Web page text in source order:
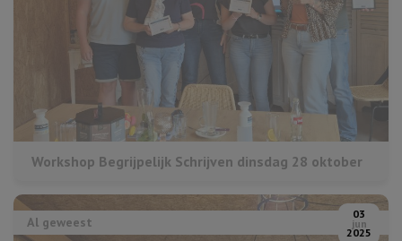
Workshop Begrijpelijk Schrijven dinsdag 28 oktober
Al geweest 03
jun
2025